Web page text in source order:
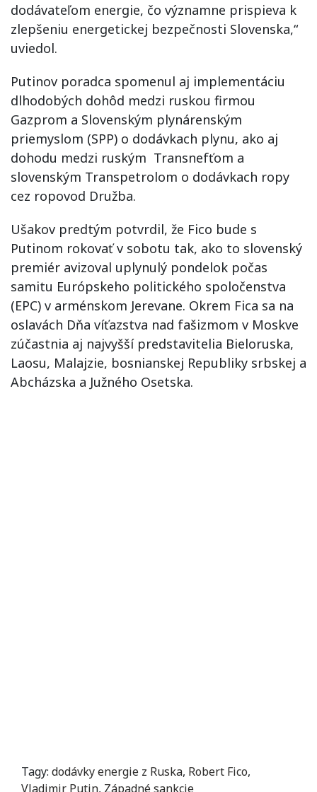
dodávateľom energie, čo významne prispieva k
zlepšeniu energetickej bezpečnosti Slovenska,“
uviedol.
Putinov poradca spomenul aj implementáciu
dlhodobých dohôd medzi ruskou firmou
Gazprom a Slovenským plynárenským
priemyslom (SPP) o dodávkach plynu, ako aj
dohodu medzi ruským Transnefťom a
slovenským Transpetrolom o dodávkach ropy
cez ropovod Družba.
Ušakov predtým potvrdil, že Fico bude s
Putinom rokovať v sobotu tak, ako to slovenský
premiér avizoval uplynulý pondelok počas
samitu Európskeho politického spoločenstva
(EPC) v arménskom Jerevane. Okrem Fica sa na
oslavách Dňa víťazstva nad fašizmom v Moskve
zúčastnia aj najvyšší predstavitelia Bieloruska,
Laosu, Malajzie, bosnianskej Republiky srbskej a
Abcházska a Južného Osetska.
Tagy: dodávky energie z Ruska, Robert Fico,
Vladimir Putin, Západné sankcie